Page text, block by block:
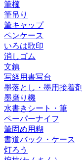
筆櫛
筆吊り
筆キャップ
ペンケース
いろは歌印
消しゴム
文鎮
写経用書写台
墨落とし・墨用接着剤
墨磨り機
水書きシート・筆
ペーパーナイフ
筆固め用糊
書道バック・ケース
灯ろう